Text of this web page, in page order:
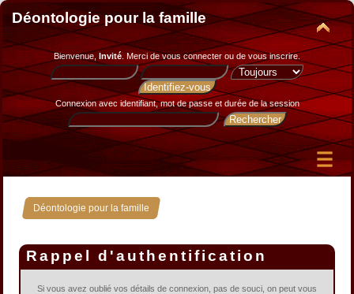
Déontologie pour la famille
Bienvenue, Invité. Merci devous connecter ou de vous inscrire.
Connexion avec identifiant, mot de passe et durée de la session
Déontologie pour la famille
Rappel d'authentification
Si vous avez oublié vos détails de connexion, pas de souci, on peut vous